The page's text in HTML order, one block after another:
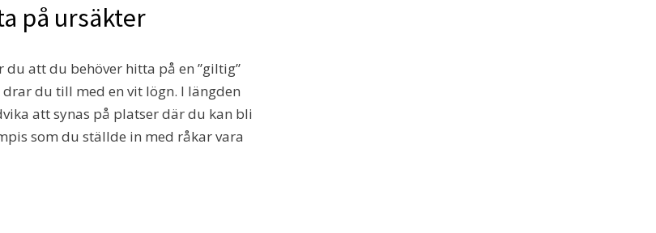
på ursäkter
att du behöver hitta på en ”giltig”
du till med en vit lögn. I längden
att synas på platser där du kan bli
som du ställde in med råkar vara